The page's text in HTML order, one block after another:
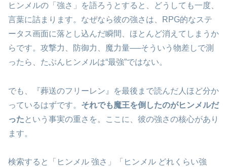
ヒンメルの「強さ」を語ろうとすると、どうしても一度、
言葉に詰まります。なぜなら彼の強さは、RPG的なステ
ータス画面に落とし込んだ瞬間、ほとんど消えてしまうか
らです。攻撃力、防御力、魔力量──そういう物差しで測
ったら、たぶんヒンメルは“最強”ではない。
でも、『葬送のフリーレン』を最後まで読んだ人ほど分か
っているはずです。 それでも魔王を倒したのがヒンメルだ
った という事実の重さを。ここに、彼の強さの核心があり
ます。
検索すると「ヒンメル 強さ」「ヒンメル どれくらい強